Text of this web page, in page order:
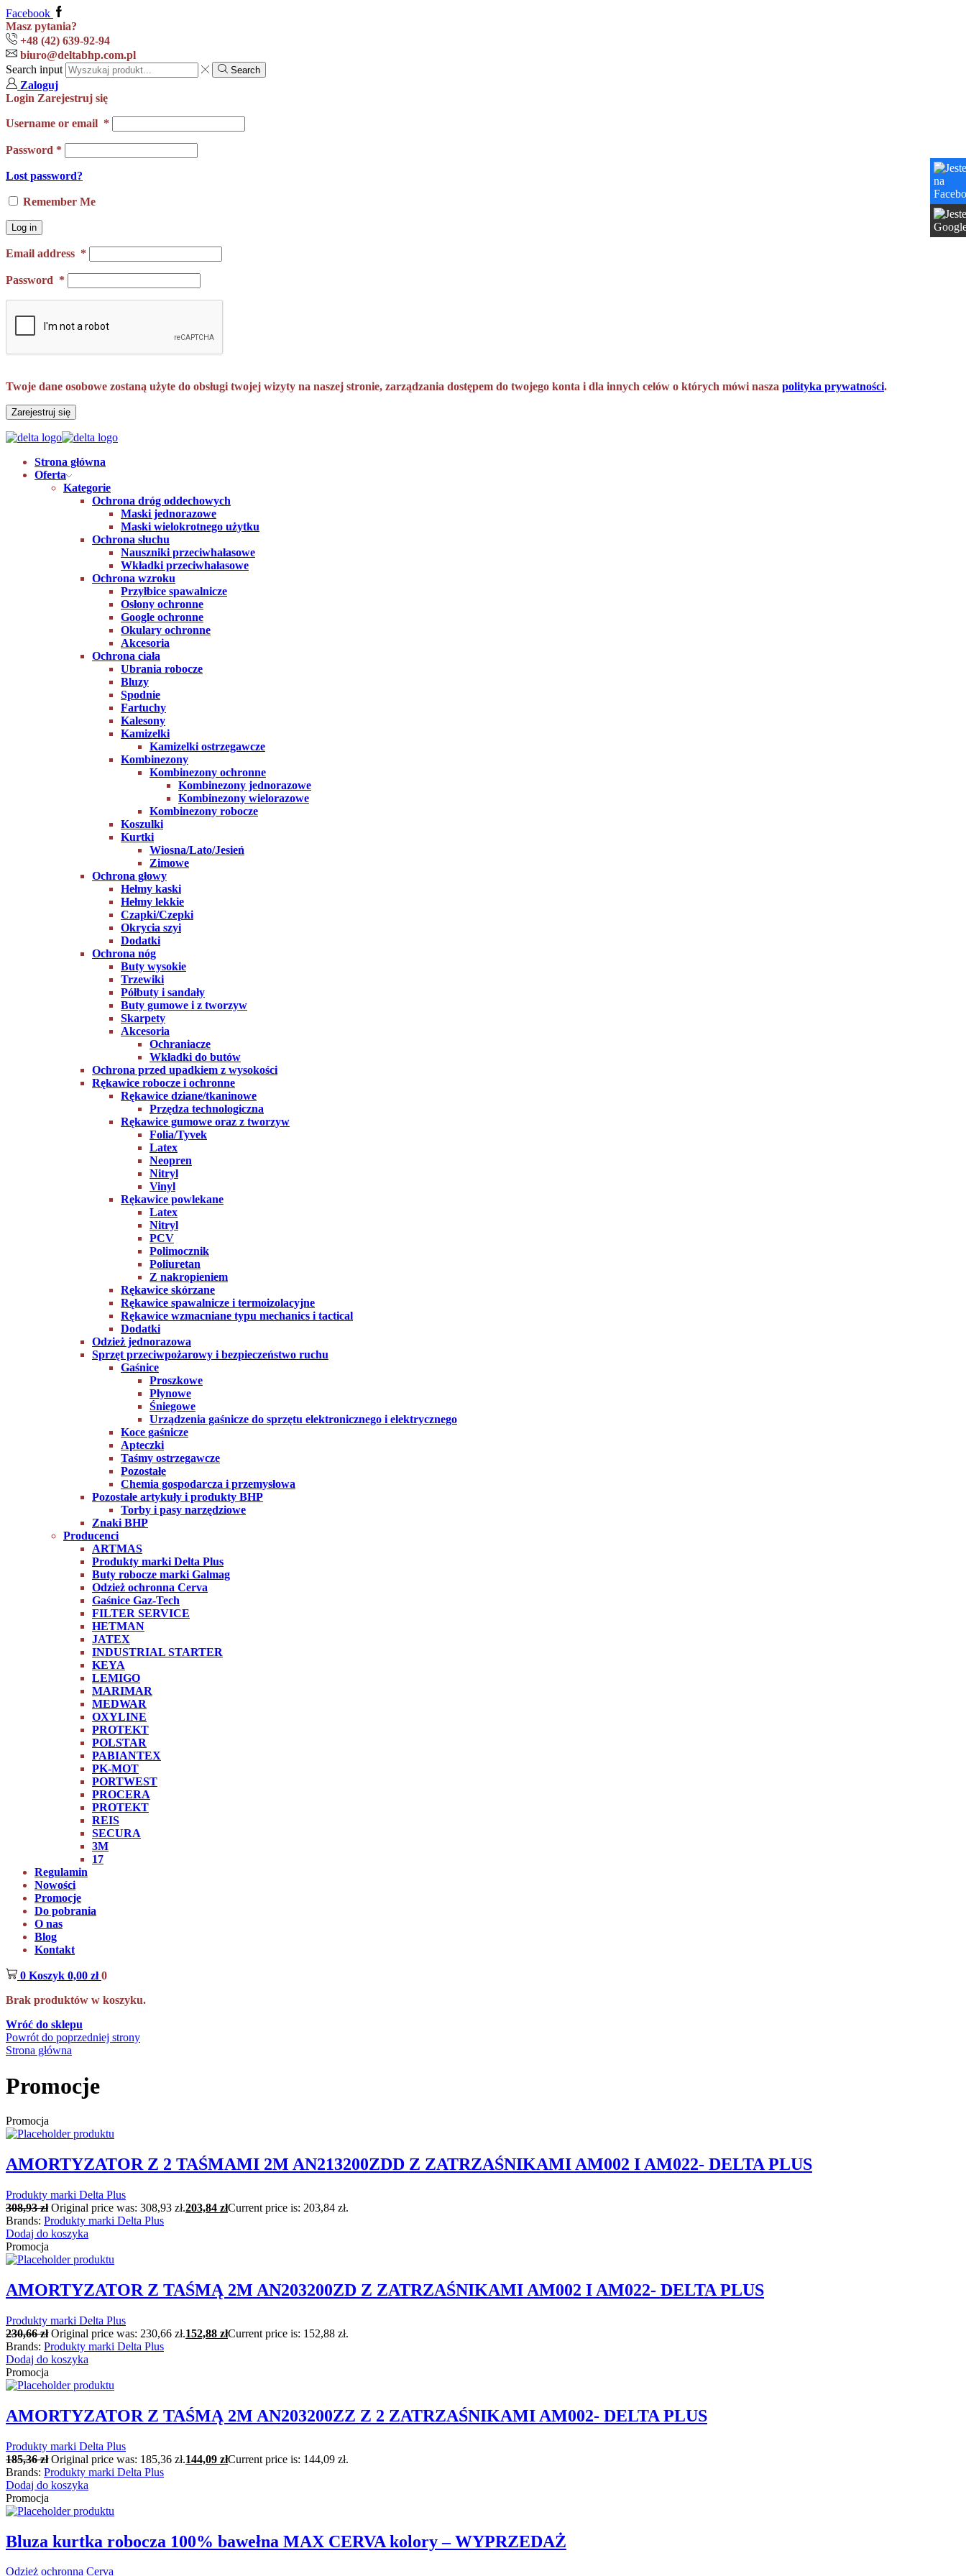
Facebook
Masz pytania?
+48 (42) 639-92-94
biuro@deltabhp.com.pl
Search input
Search
Zaloguj
Login Zarejestruj się
Username or email *
Password *
Lost password?
Remember Me
Log in
Email address *
Password *
Twoje dane osobowe zostaną użyte do obsługi twojej wizyty na naszej stronie, zarządzania dostępem do twojego konta i dla innych celów o których mówi nasza polityka prywatności.
Zarejestruj się
Strona główna
Oferta
Kategorie
Ochrona dróg oddechowych
Maski jednorazowe
Maski wielokrotnego użytku
Ochrona słuchu
Nauszniki przeciwhałasowe
Wkładki przeciwhałasowe
Ochrona wzroku
Przyłbice spawalnicze
Osłony ochronne
Google ochronne
Okulary ochronne
Akcesoria
Ochrona ciała
Ubrania robocze
Bluzy
Spodnie
Fartuchy
Kalesony
Kamizelki
Kamizelki ostrzegawcze
Kombinezony
Kombinezony ochronne
Kombinezony jednorazowe
Kombinezony wielorazowe
Kombinezony robocze
Koszulki
Kurtki
Wiosna/Lato/Jesień
Zimowe
Ochrona głowy
Hełmy kaski
Hełmy lekkie
Czapki/Czepki
Okrycia szyi
Dodatki
Ochrona nóg
Buty wysokie
Trzewiki
Półbuty i sandały
Buty gumowe i z tworzyw
Skarpety
Akcesoria
Ochraniacze
Wkładki do butów
Ochrona przed upadkiem z wysokości
Rękawice robocze i ochronne
Rękawice dziane/tkaninowe
Przędza technologiczna
Rękawice gumowe oraz z tworzyw
Folia/Tyvek
Latex
Neopren
Nitryl
Vinyl
Rękawice powlekane
Latex
Nitryl
PCV
Polimocznik
Poliuretan
Z nakropieniem
Rękawice skórzane
Rękawice spawalnicze i termoizolacyjne
Rękawice wzmacniane typu mechanics i tactical
Dodatki
Odzież jednorazowa
Sprzęt przeciwpożarowy i bezpieczeństwo ruchu
Gaśnice
Proszkowe
Płynowe
Śniegowe
Urządzenia gaśnicze do sprzętu elektronicznego i elektrycznego
Koce gaśnicze
Apteczki
Taśmy ostrzegawcze
Pozostałe
Chemia gospodarcza i przemysłowa
Pozostałe artykuły i produkty BHP
Torby i pasy narzędziowe
Znaki BHP
Producenci
ARTMAS
Produkty marki Delta Plus
Buty robocze marki Galmag
Odzież ochronna Cerva
Gaśnice Gaz-Tech
FILTER SERVICE
HETMAN
JATEX
INDUSTRIAL STARTER
KEYA
LEMIGO
MARIMAR
MEDWAR
OXYLINE
PROTEKT
POLSTAR
PABIANTEX
PK-MOT
PORTWEST
PROCERA
PROTEKT
REIS
SECURA
3M
17
Regulamin
Nowości
Promocje
Do pobrania
O nas
Blog
Kontakt
0 Koszyk 0,00 zł 0
Brak produktów w koszyku.
Wróć do sklepu
Powrót do poprzedniej strony
Strona główna
Promocje
Promocja
AMORTYZATOR Z 2 TAŚMAMI 2M AN213200ZDD Z ZATRZAŚNIKAMI AM002 I AM022- DELTA PLUS
Produkty marki Delta Plus
308,93zł Original price was: 308,93 zł.203,84 złCurrent price is: 203,84 zł.
Brands: Produkty marki Delta Plus
Dodaj do koszyka
Promocja
AMORTYZATOR Z TAŚMĄ 2M AN203200ZD Z ZATRZAŚNIKAMI AM002 I AM022- DELTA PLUS
Produkty marki Delta Plus
230,66zł Original price was: 230,66 zł.152,88 złCurrent price is: 152,88 zł.
Brands: Produkty marki Delta Plus
Dodaj do koszyka
Promocja
AMORTYZATOR Z TAŚMĄ 2M AN203200ZZ Z 2 ZATRZAŚNIKAMI AM002- DELTA PLUS
Produkty marki Delta Plus
185,36zł Original price was: 185,36 zł.144,09 złCurrent price is: 144,09 zł.
Brands: Produkty marki Delta Plus
Dodaj do koszyka
Promocja
Bluza kurtka robocza 100% bawełna MAX CERVA kolory – WYPRZEDAŻ
Odzież ochronna Cerva